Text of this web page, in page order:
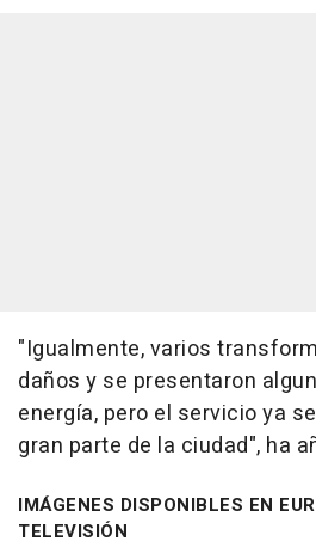
"Igualmente, varios
daños y se presentaron
energía, pero el servicio ya
gran parte de la ciudad", ha
IMÁGENES DISPONIBLES EN
TELEVISIÓN